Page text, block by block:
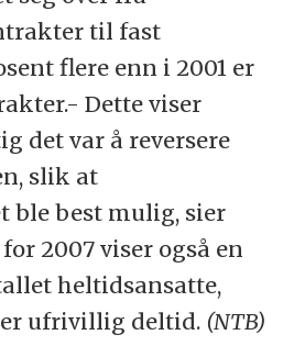
til fast
flere enn i 2001 er
Dette viser
det var å reversere
slik at
ble best mulig, sier
2007 viser også en
heltidsansatte,
ufrivillig deltid. (NTB)